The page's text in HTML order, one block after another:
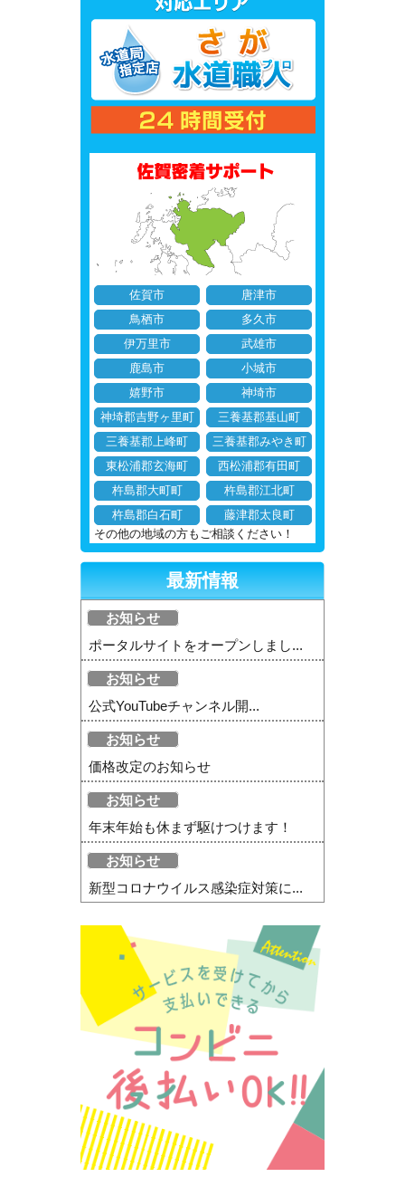
佐賀市
唐津市
鳥栖市
多久市
伊万里市
武雄市
鹿島市
小城市
嬉野市
神埼市
神埼郡吉野ヶ里町
三養基郡基山町
三養基郡上峰町
三養基郡みやき町
東松浦郡玄海町
西松浦郡有田町
杵島郡大町町
杵島郡江北町
杵島郡白石町
藤津郡太良町
その他の地域の方もご相談ください！
最新情報
お知らせ
ポータルサイトをオープンしまし...
お知らせ
公式YouTubeチャンネル開...
お知らせ
価格改定のお知らせ
お知らせ
年末年始も休まず駆けつけます！
お知らせ
新型コロナウイルス感染症対策に...